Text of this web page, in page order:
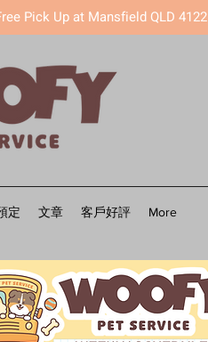
Pick Up at Mansfield QLD 4122
定 文章 客戶好評 More